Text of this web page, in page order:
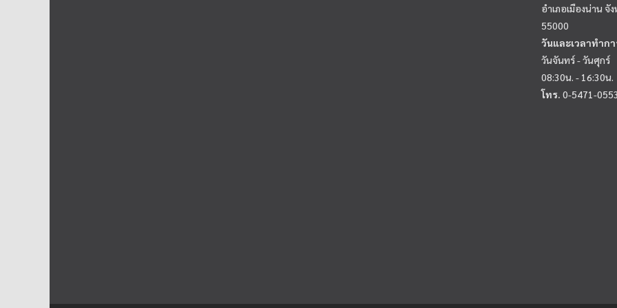
อำเภอเมืองน่าน จั
55000
วันและเวลาทำก
วันจันทร์ - วันศุกร์
08:30น. - 16:30น.
โทร. 0-5471-0553